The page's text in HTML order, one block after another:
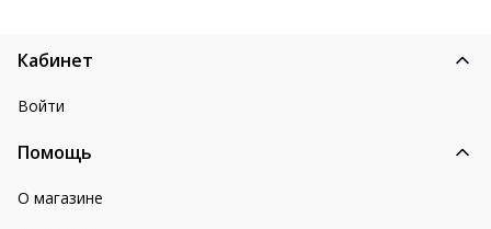
Кабинет
Войти
Помощь
О магазине